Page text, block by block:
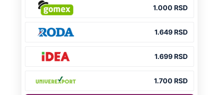
nemilosrdna braća uzela su "pravdu" u
Preporučeno